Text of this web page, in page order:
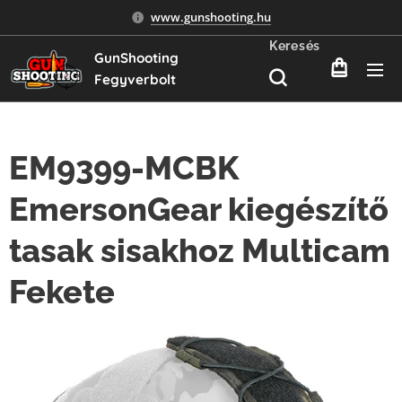
www.gunshooting.hu
GunShooting
Fegyverbolt
Keresés
EM9399-MCBK
EmersonGear kiegészítő
tasak sisakhoz Multicam
Fekete